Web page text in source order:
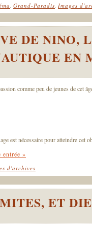
Grand-Paradis Images
DE NINO,
EN
comme peu de jeunes de cet
est nécessaire pour atteindre cet
entrée »
d'archives
ET